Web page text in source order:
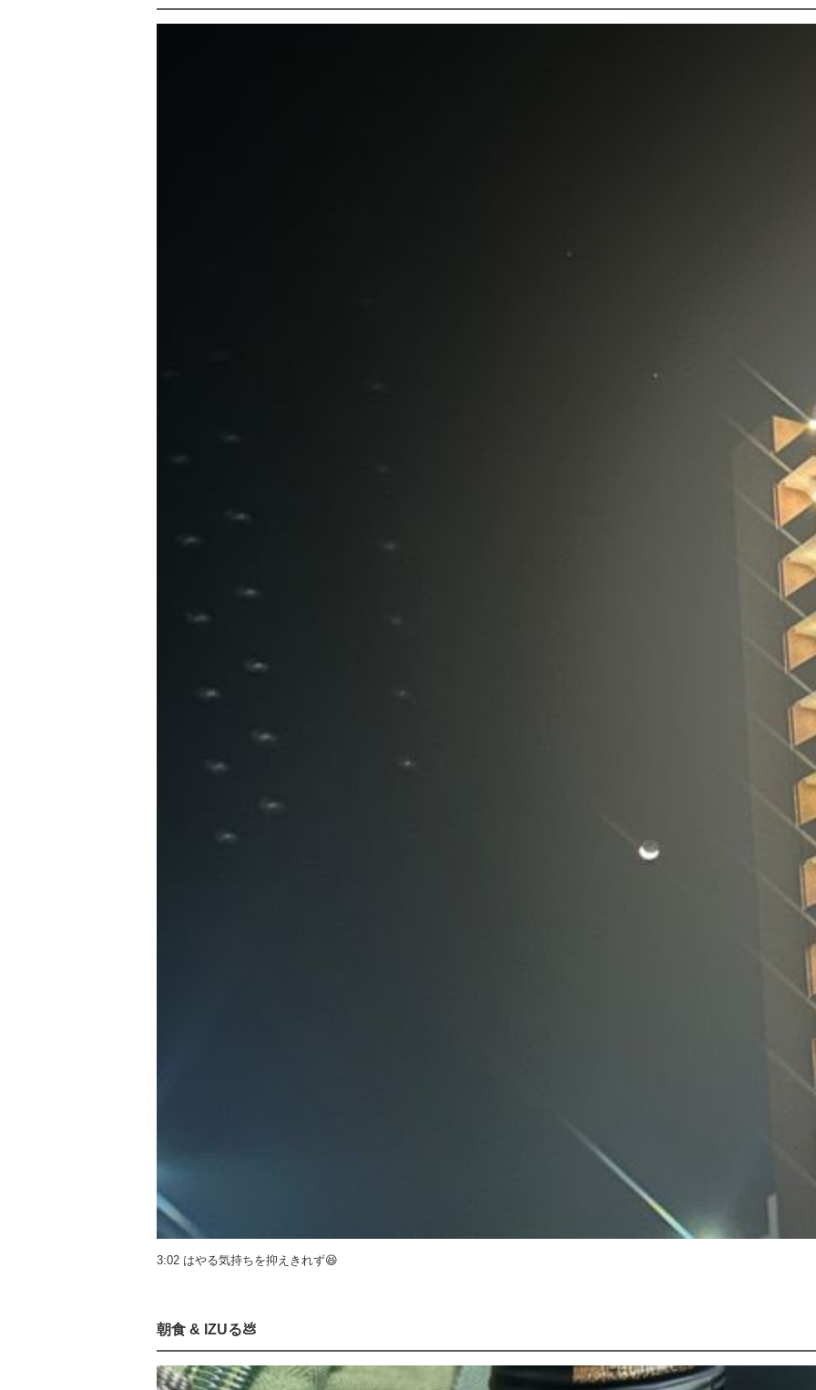
3:02 はやる気持ちを抑えきれず😆
朝食 & IZUる💩